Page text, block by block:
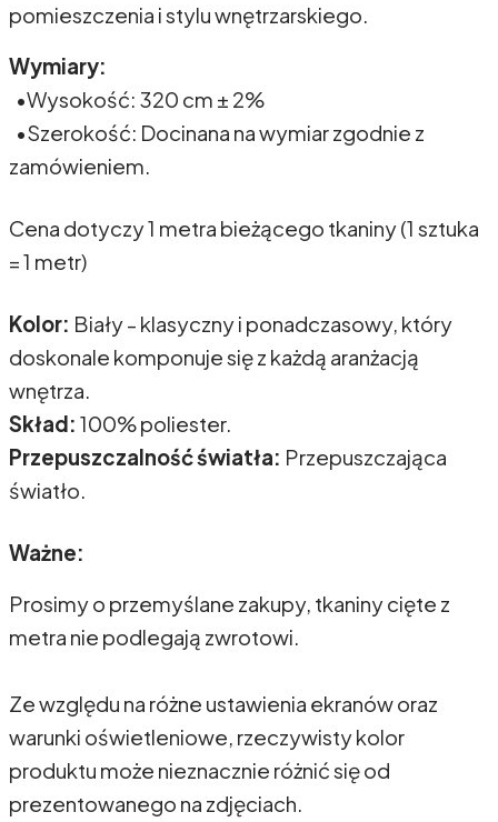
pomieszczenia i stylu wnętrzarskiego.
Wymiary:
•Wysokość: 320 cm ± 2%
•Szerokość: Docinana na wymiar zgodnie z
zamówieniem.
Cena dotyczy 1 metra bieżącego tkaniny (1 sztuka
= 1 metr)
Kolor: Biały - klasyczny i ponadczasowy, który
doskonale komponuje się z każdą aranżacją
wnętrza.
Skład: 100% poliester.
Przepuszczalność światła: Przepuszczająca
światło.
Ważne:
Prosimy o przemyślane zakupy, tkaniny cięte z
metra nie podlegają zwrotowi.
Ze względu na różne ustawienia ekranów oraz
warunki oświetleniowe, rzeczywisty kolor
produktu może nieznacznie różnić się od
prezentowanego na zdjęciach.